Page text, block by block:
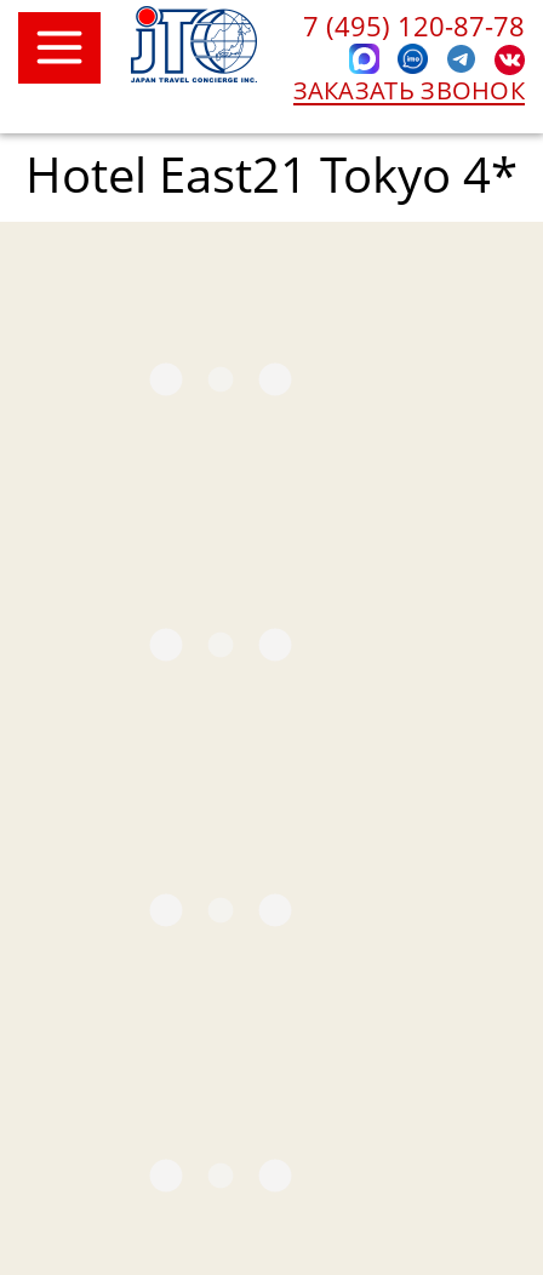
7 (495) 120-87-78
ЗАКАЗАТЬ ЗВОНОК
Hotel East21 Tokyo 4*